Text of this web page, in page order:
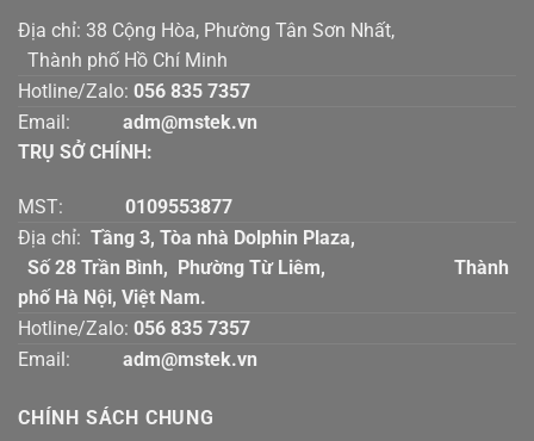
Địa chỉ: 38 Cộng Hòa, Phường Tân Sơn Nhất,
Thành phố Hồ Chí Minh
Hotline/Zalo: 056 835 7357
Email:
adm@mstek.vn
TRỤ SỞ CHÍNH:
MST: 0109553877
Địa chỉ: Tầng 3, Tòa nhà Dolphin Plaza,
Số 28 Trần Bình, Phường Từ Liêm, Thành
phố Hà Nội, Việt Nam.
Hotline/Zalo: 056 835 7357
Email:
adm@mstek.vn
CHÍNH SÁCH CHUNG